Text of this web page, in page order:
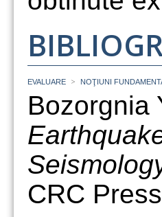
EVALUARE > NOŢIUNI
Bozorgnia
CRC